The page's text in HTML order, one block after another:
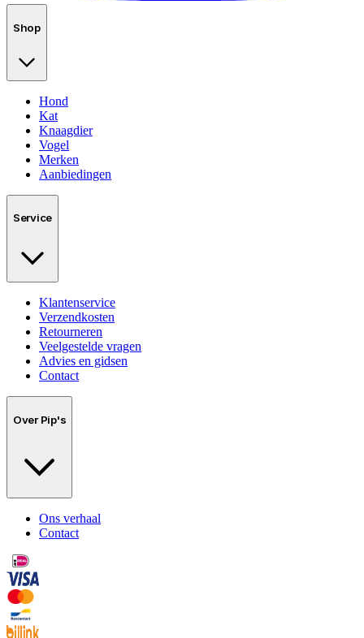
Shop
Hond
Kat
Knaagdier
Vogel
Merken
Aanbiedingen
Service
Klantenservice
Verzendkosten
Retourneren
Veelgestelde vragen
Advies en gidsen
Contact
Over Pip's
Ons verhaal
Contact